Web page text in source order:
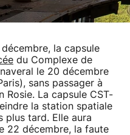
la capsule
du Complexe de
le 20 décembre
sans passager à
Rosie. La capsule CST-
la station spatiale
plus tard. Elle aura
22 décembre, la faute